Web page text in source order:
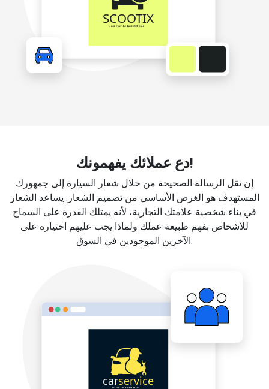
دع عملائك يفهمونك!
إن نقل الرسالة الصحيحة من خلال شعار السيارة إلى جمهورك
المستهدف هو الغرض الأساسي من تصميم الشعار. يساعد الشعار
في بناء شخصية علامتك التجارية، لأنه يمتلك القدرة على السماح
للأشخاص بفهم طبيعة عملك ولماذا يجب عليهم اختياره على
الآخرين الموجودين في السوق.